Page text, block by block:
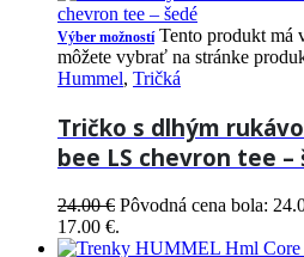
Výber možností Tento produkt má
môžete vybrať na stránke
Hummel, Tričká
Tričko s dlhým
bee LS chevron tee –
24.00€ Pôvodná cena bola:
17.00 €.